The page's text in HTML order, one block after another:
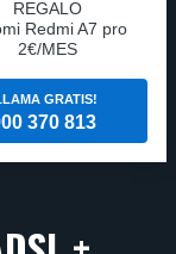
REGALO
Redmi A7 pro
2€/MES
GRATIS!
370 813